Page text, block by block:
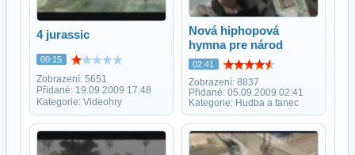
4 jurassic
00:15
Zobrazení: 5651
Přidané: 19.09.2009 17:48
Kategorie: Videohry
Nová hiphopová
hymna pre národ
02:41
Zobrazení: 8837
Přidané: 05.09.2009 02:41
Kategorie: Hudba a tanec